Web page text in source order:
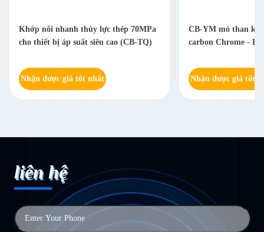
Khớp nối nhanh thủy lực thép 70MPa
cho thiết bị áp suất siêu cao (CB-TQ)
Nhận được giá tốt nhất
CB-YM mỏ than
carbon Chrome -
Nhận được giá tốt
liên hệ